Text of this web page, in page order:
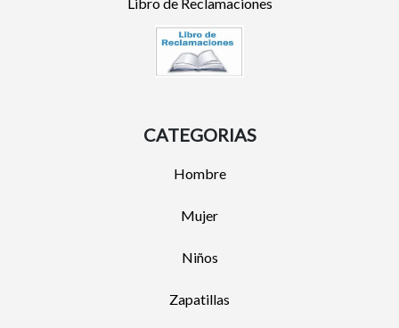
CATEGORIAS
Hombre
Mujer
Niños
Zapatillas